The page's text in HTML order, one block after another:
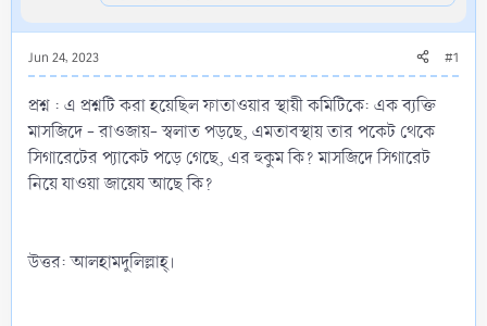
Jun 24, 2023 #1
প্রশ্ন : এ প্রশ্নটি করা হয়েছিল ফাতাওয়ার স্থায়ী কমিটিকে: এক ব্যক্তি
মাসজিদে - রাওজায়- স্বলাত পড়ছে, এমতাবস্থায় তার পকেট থেকে
সিগারেটের প্যাকেট পড়ে গেছে, এর হুকুম কি? মাসজিদে সিগারেট
নিয়ে যাওয়া জায়েয আছে কি?
উত্তর: আলহামদুলিল্লাহ্‌।